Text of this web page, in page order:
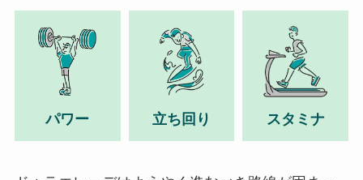
パワー 立ち回り スタミナ